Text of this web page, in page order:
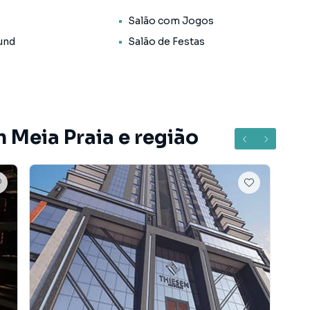
corretores
Salão com Jogos
Salão de Festas
Meia Praia e região